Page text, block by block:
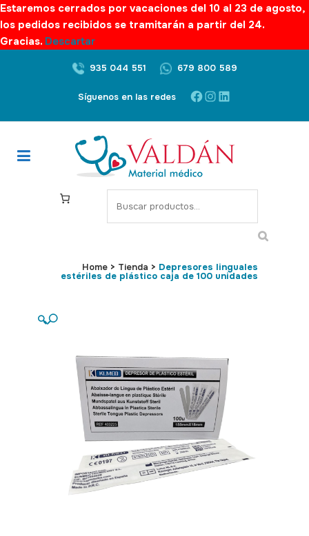
Estaremos cerrados por vacaciones del 10 al 23 de agosto,
los pedidos recibidos se tramitarán a partir del 24.
Gracias. Descartar
935 044 551 679 800 589
Síguenos en las redes Facebook
Instagram
LinkedIn
S
e
c
h
Home > Tienda > Depresores linguales
estériles de plástico caja de 100 unidades
🔍